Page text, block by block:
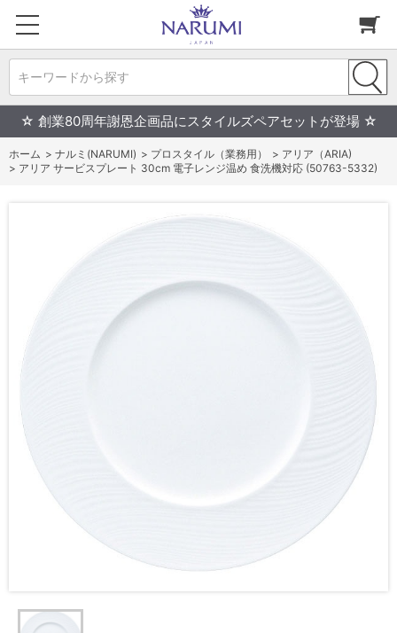
キーワードから探す
☆ 創業80周年謝恩企画品にスタイルズペアセットが登場 ☆
ホーム > ナルミ(NARUMI) > プロスタイル（業務用） > アリア（ARIA)
> アリア サービスプレート 30cm 電子レンジ温め 食洗機対応 (50763-5332)